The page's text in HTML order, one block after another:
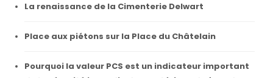
La renaissance de la Cimenterie Delwart
Place aux piétons sur la Place du Châtelain
Pourquoi la valeur PCS est un indicateur important